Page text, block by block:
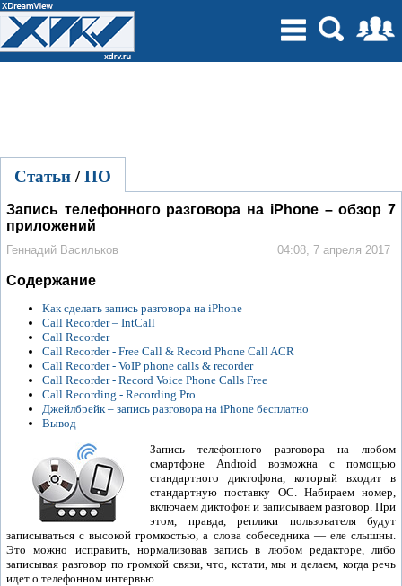
Статьи /ПО
Запись телефонного разговора на iPhone – обзор 7
приложений
Геннадий Васильков 04:08, 7 апреля 2017
Содержание
Как сделать запись разговора на iPhone
Call Recorder – IntCall
Call Recorder
Call Recorder - Free Call & Record Phone Call ACR
Call Recorder - VoIP phone calls & recorder
Call Recorder - Record Voice Phone Calls Free
Call Recording - Recording Pro
Джейлбрейк – запись разговора на iPhone бесплатно
Вывод
Запись телефонного разговора на любом
смартфоне Android возможна с помощью
стандартного диктофона, который входит в
стандартную поставку ОС. Набираем номер,
включаем диктофон и записываем разговор. При
этом, правда, реплики пользователя будут
записываться с высокой громкостью, а слова собеседника — еле слышны.
Это можно исправить, нормализовав запись в любом редакторе, либо
записывая разговор по громкой связи, что, кстати, мы и делаем, когда речь
идет о телефонном интервью.